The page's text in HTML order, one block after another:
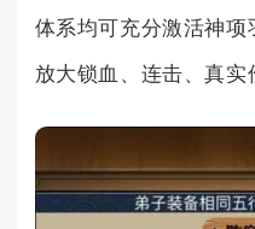
体系均可充分激活神项
放大锁血、连击、真实